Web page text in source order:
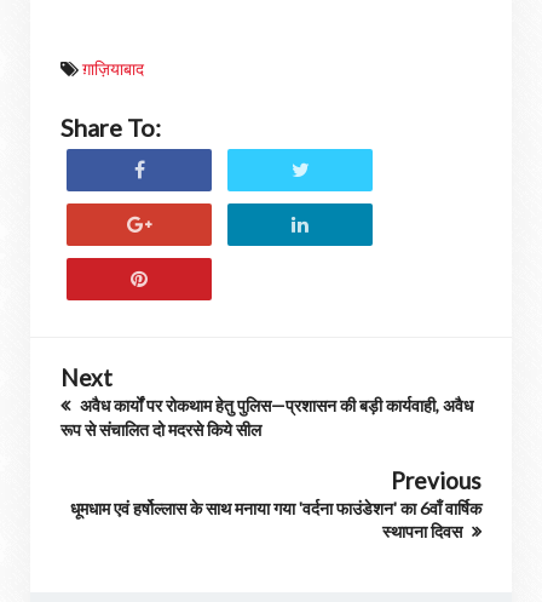
ग़ाज़ियाबाद
Share To:
Next
अवैध कार्यों पर रोकथाम हेतु पुलिस—प्रशासन की बड़ी कार्यवाही, अवैध
रूप से संचालित दो मदरसे किये सील
Previous
धूमधाम एवं हर्षोल्लास के साथ मनाया गया 'वर्दना फाउंडेशन' का 6वाँ वार्षिक
स्थापना दिवस